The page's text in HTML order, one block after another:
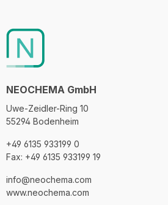
NEOCHEMA GmbH
Uwe-Zeidler-Ring 10
55294 Bodenheim
+49 6135 933199 0
Fax: +49 6135 933199 19
info@neochema.com
www.neochema.com